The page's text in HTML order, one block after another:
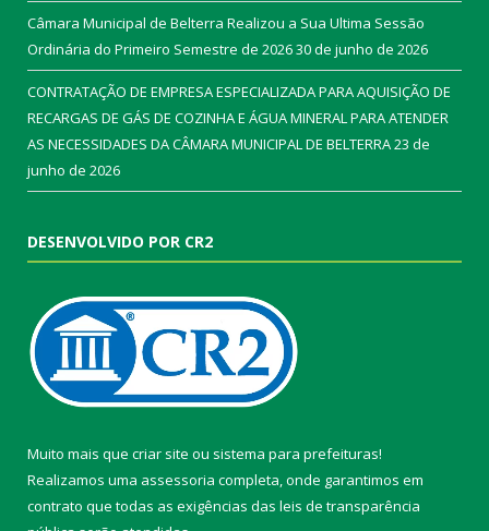
Câmara Municipal de Belterra Realizou a Sua Ultima Sessão
Ordinária do Primeiro Semestre de 202630 de junho de 2026
CONTRATAÇÃO DE EMPRESA ESPECIALIZADA PARA AQUISIÇÃO DE
RECARGAS DE GÁS DE COZINHA E ÁGUA MINERAL PARA ATENDER
AS NECESSIDADES DA CÂMARA MUNICIPAL DE BELTERRA23 de
junho de 2026
DESENVOLVIDO POR CR2
Muito mais que criar site ou sistema para prefeituras!
Realizamos uma assessoria completa, onde garantimos em
contrato que todas as exigências das leis de transparência